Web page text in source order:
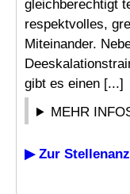
gleichberechtigt
respektvolles,
Miteinander.
gibt es einen [...]
MEHR
▶ Zur